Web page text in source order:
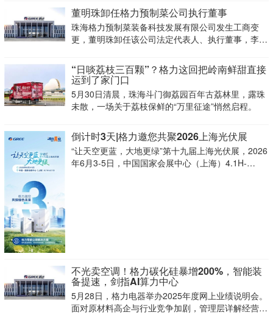
空更蓝大地更绿”为主题，携零碳园区解决方案、格
力钛电池、关键核心零部件等多款重磅亮相，为全球
董明珠卸任格力预制菜公司执行董事
珠海格力预制菜装备科技发展有限公司发生工商变
更，董明珠卸任该公司法定代表人、执行董事，李德
“日啖荔枝三百颗”？格力这回把岭南鲜甜直接
运到了家门口
5月30日清晨，珠海斗门御荔园百年古荔林里，露珠
未散，一场关于荔枝保鲜的“万里征途”悄然启程。
倒计时3天|格力邀您共聚2026上海光伏展
“让天空更蓝，大地更绿”第十九届上海光伏展，2026
年6月3-5日，中国国家会展中心（上海）4.1H-
不光卖空调！格力碳化硅暴增200%，智能装
备提速，剑指AI算力中心
5月28日，格力电器举办2025年度网上业绩说明会。
面对原材料高企与行业竞争加剧，管理层详解经营策